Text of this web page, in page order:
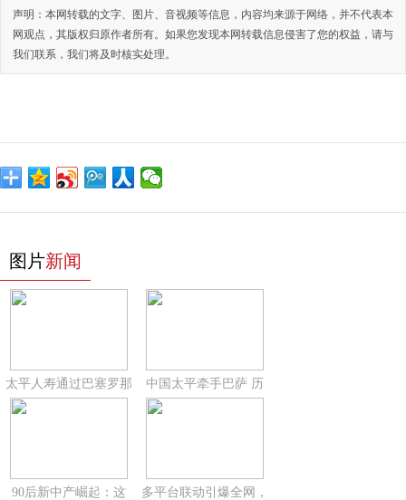
声明：本网转载的文字、图片、音视频等信息，内容均来源于网络，并不代表本
网观点，其版权归原作者所有。如果您发现本网转载信息侵害了您的权益，请与
我们联系，我们将及时核实处理。
图片新闻
太平人寿通过巴塞罗那 中国太平牵手巴萨 历
90后新中产崛起：这 多平台联动引爆全网，